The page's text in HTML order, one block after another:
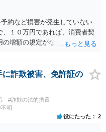
約など損害が発生していない
、１０万円であれば、消費者契
増額の規定がなかったのに増
ないことになります。
詐欺被害、免許証の
#詐欺の法的措置
明
役にたった 2